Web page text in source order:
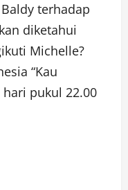
terhadap
diketahui
Michelle?
“Kau
pukul 22.00